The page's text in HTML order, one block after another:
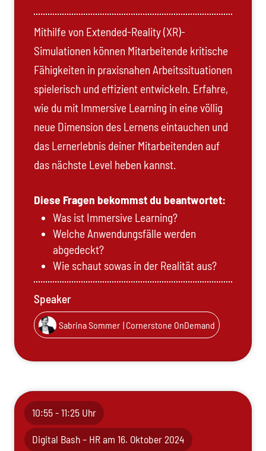
Mithilfe von Extended-Reality (XR)-
Simulationen können Mitarbeitende kritische
Fähigkeiten in praxisnahen Arbeitssituationen
spielerisch und effizient entwickeln. Erfahre,
wie du mit Immersive Learning in eine völlig
neue Dimension des Lernens eintauchen und
das Lernerlebnis deiner Mitarbeitenden auf
das nächste Level heben kannst.
Diese Fragen bekommst du beantwortet:
Was ist Immersive Learning?
Welche Anwendungsfälle werden
abgedeckt?
Wie schaut sowas in der Realität aus?
Speaker
Sabrina Sommer | Cornerstone OnDemand
10:55 - 11:25 Uhr
Digital Bash – HR am 16. Oktober 2024